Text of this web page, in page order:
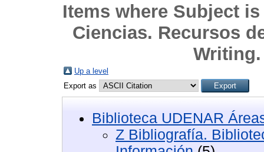
Items where Subject
Ciencias. Recursos
Up a level
Export as
Biblioteca UDENAR
Z Bibliografía.